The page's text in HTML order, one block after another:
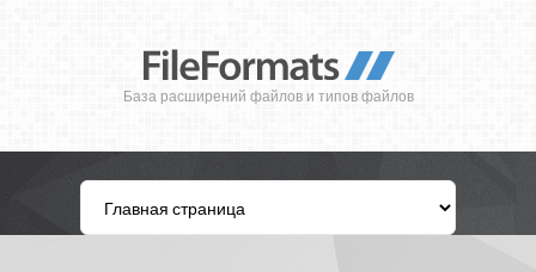
База расширений файлов и типов файлов